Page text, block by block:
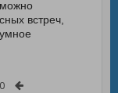
встреч,